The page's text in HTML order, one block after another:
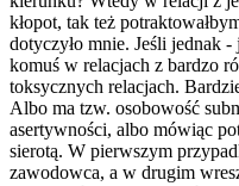
kłopot, tak też
dotyczyło mnie. Jeśli jednak
komuś w relacjach z bardzo
toksycznych relacjach.
Albo ma tzw. osobowość
asertywności, albo mówiąc
sierotą. W pierwszym
zawodowca, a w drugim